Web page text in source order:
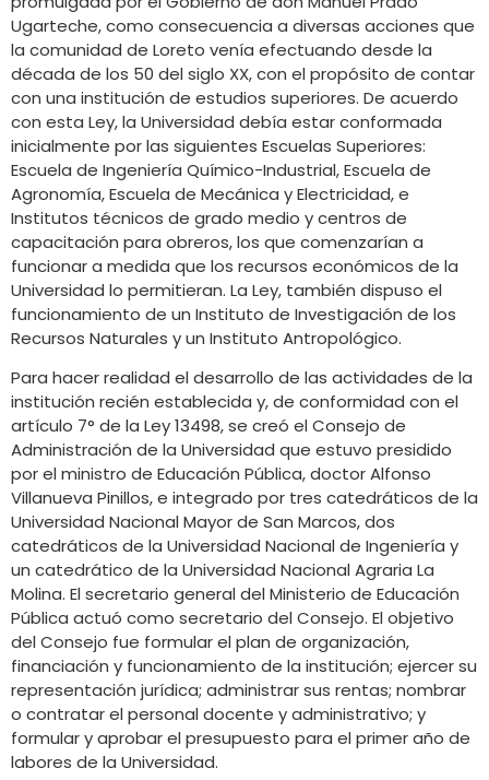
Ugarteche, como consecuencia a diversas acciones que
la comunidad de Loreto venía efectuando desde la
década de los 50 del siglo XX, con el propósito de contar
con una institución de estudios superiores. De acuerdo
con esta Ley, la Universidad debía estar conformada
inicialmente por las siguientes Escuelas Superiores:
Escuela de Ingeniería Químico-Industrial, Escuela de
Agronomía, Escuela de Mecánica y Electricidad, e
Institutos técnicos de grado medio y centros de
capacitación para obreros, los que comenzarían a
funcionar a medida que los recursos económicos de la
Universidad lo permitieran. La Ley, también dispuso el
funcionamiento de un Instituto de Investigación de los
Recursos Naturales y un Instituto Antropológico.
Para hacer realidad el desarrollo de las actividades de la
institución recién establecida y, de conformidad con el
artículo 7° de la Ley 13498, se creó el Consejo de
Administración de la Universidad que estuvo presidido
por el ministro de Educación Pública, doctor Alfonso
Villanueva Pinillos, e integrado por tres catedráticos de la
Universidad Nacional Mayor de San Marcos, dos
catedráticos de la Universidad Nacional de Ingeniería y
un catedrático de la Universidad Nacional Agraria La
Molina. El secretario general del Ministerio de Educación
Pública actuó como secretario del Consejo. El objetivo
del Consejo fue formular el plan de organización,
financiación y funcionamiento de la institución; ejercer su
representación jurídica; administrar sus rentas; nombrar
o contratar el personal docente y administrativo; y
formular y aprobar el presupuesto para el primer año de
labores de la Universidad.